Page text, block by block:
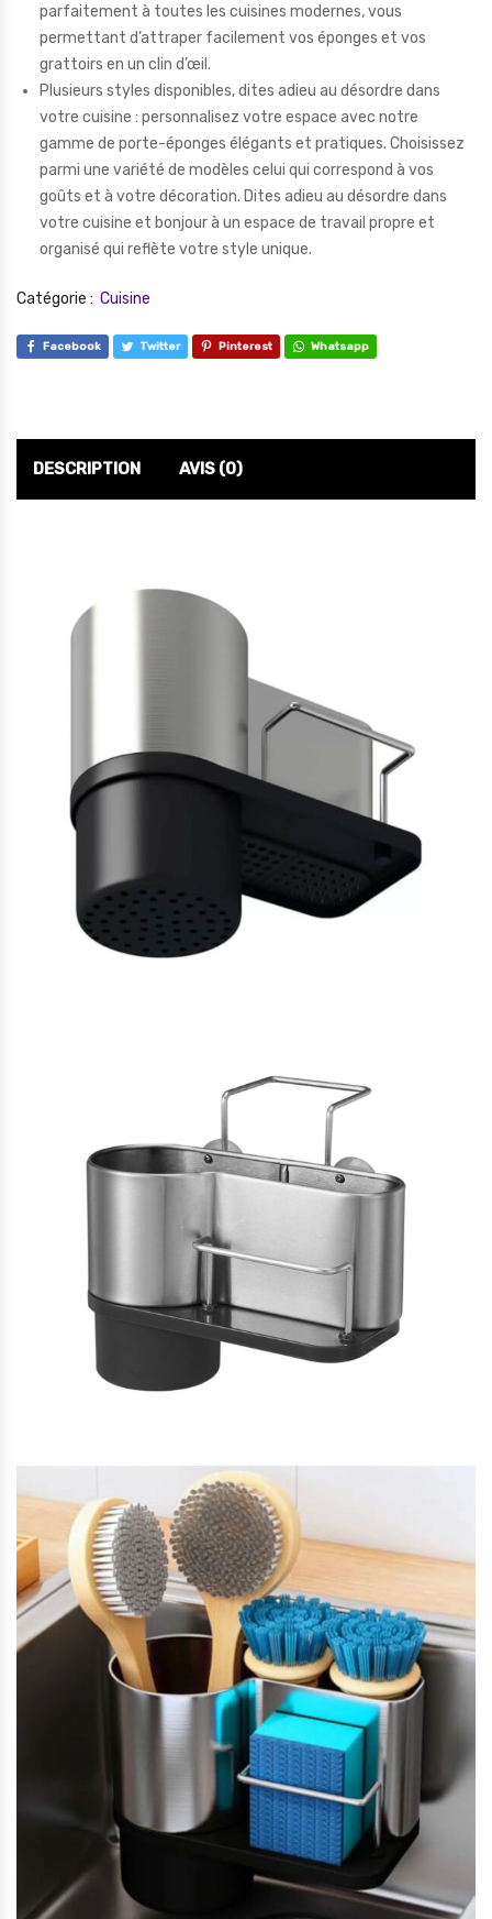
parfaitement à toutes les cuisines modernes, vous
permettant d’attraper facilement vos éponges et vos
grattoirs en un clin d’œil.
Plusieurs styles disponibles, dites adieu au désordre dans
votre cuisine : personnalisez votre espace avec notre
gamme de porte-éponges élégants et pratiques. Choisissez
parmi une variété de modèles celui qui correspond à vos
goûts et à votre décoration. Dites adieu au désordre dans
votre cuisine et bonjour à un espace de travail propre et
organisé qui reflète votre style unique.
Catégorie : Cuisine
Facebook Twitter Pinterest Whatsapp
DESCRIPTION AVIS (0)